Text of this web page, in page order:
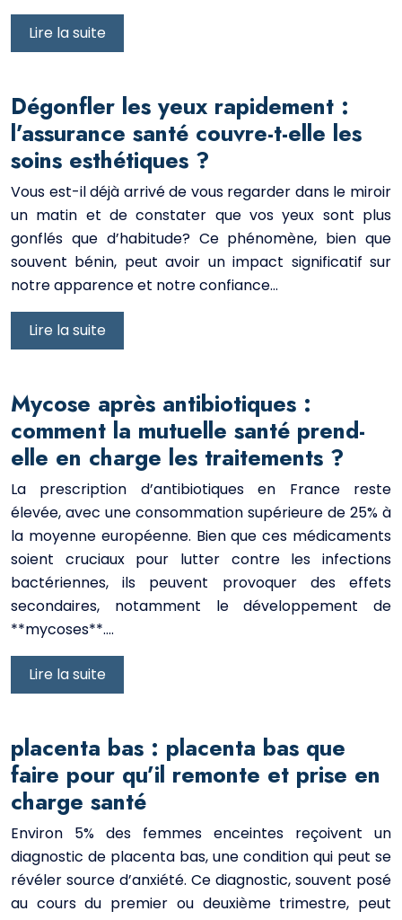
Lire la suite
Dégonfler les yeux rapidement :
l’assurance santé couvre-t-elle les
soins esthétiques ?
Vous est-il déjà arrivé de vous regarder dans le miroir
un matin et de constater que vos yeux sont plus
gonflés que d’habitude? Ce phénomène, bien que
souvent bénin, peut avoir un impact significatif sur
notre apparence et notre confiance…
Lire la suite
Mycose après antibiotiques :
comment la mutuelle santé prend-
elle en charge les traitements ?
La prescription d’antibiotiques en France reste
élevée, avec une consommation supérieure de 25% à
la moyenne européenne. Bien que ces médicaments
soient cruciaux pour lutter contre les infections
bactériennes, ils peuvent provoquer des effets
secondaires, notamment le développement de
**mycoses**….
Lire la suite
placenta bas : placenta bas que
faire pour qu’il remonte et prise en
charge santé
Environ 5% des femmes enceintes reçoivent un
diagnostic de placenta bas, une condition qui peut se
révéler source d’anxiété. Ce diagnostic, souvent posé
au cours du premier ou deuxième trimestre, peut